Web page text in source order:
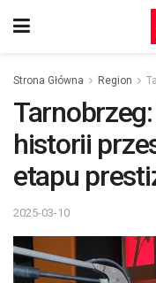
Strona Główna Region
historii
etapu
2025-03-10